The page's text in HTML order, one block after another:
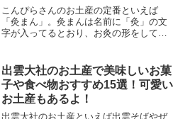
こんぴらさんのお土産の定番といえば
「灸まん」。灸まんは名前に「灸」の文
字が入ってるとおり、お灸の形をしてい
といえば「灸まん」っていわれるくらい
有名なんですけど。「こんぴ...
出雲大社のお土産で美味しいお菓
子や食べ物おすすめ15選！可愛い
お土産もあるよ！
出雲大社のお土産といえば出雲そばやぜ